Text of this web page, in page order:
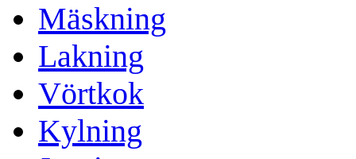
Mäskning
Lakning
Vörtkok
Kylning